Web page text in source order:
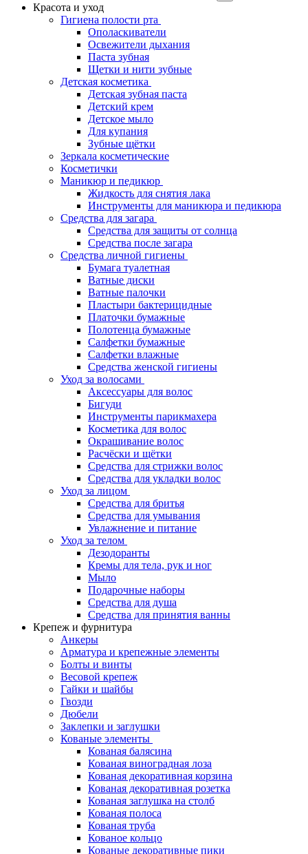
Красота и уход
Гигиена полости рта
Ополаскиватели
Освежители дыхания
Паста зубная
Щетки и нити зубные
Детская косметика
Детская зубная паста
Детский крем
Детское мыло
Для купания
Зубные щётки
Зеркала косметические
Косметички
Маникюр и педикюр
Жидкость для снятия лака
Инструменты для маникюра и педикюра
Средства для загара
Средства для защиты от солнца
Средства после загара
Средства личной гигиены
Бумага туалетная
Ватные диски
Ватные палочки
Пластыри бактерицидные
Платочки бумажные
Полотенца бумажные
Салфетки бумажные
Салфетки влажные
Средства женской гигиены
Уход за волосами
Аксессуары для волос
Бигуди
Инструменты парикмахера
Косметика для волос
Окрашивание волос
Расчёски и щётки
Средства для стрижки волос
Средства для укладки волос
Уход за лицом
Средства для бритья
Средства для умывания
Увлажнение и питание
Уход за телом
Дезодоранты
Кремы для тела, рук и ног
Мыло
Подарочные наборы
Средства для душа
Средства для принятия ванны
Крепеж и фурнитура
Анкеры
Арматура и крепежные элементы
Болты и винты
Весовой крепеж
Гайки и шайбы
Гвозди
Дюбели
Заклепки и заглушки
Кованые элементы
Кованая балясина
Кованая виноградная лоза
Кованая декоративная корзина
Кованая декоративная розетка
Кованая заглушка на столб
Кованая полоса
Кованая труба
Кованое кольцо
Кованые декоративные пики